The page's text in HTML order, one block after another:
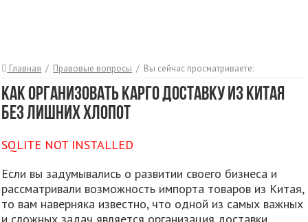
Главная / Правовые вопросы / Вы сейчас просматриваете:
Как организовать карго доставку из Китая
без лишних хлопот
SQLITE NOT INSTALLED
Если вы задумывались о развитии своего бизнеса и
рассматривали возможность импорта товаров из Китая,
то вам наверняка известно, что одной из самых важных